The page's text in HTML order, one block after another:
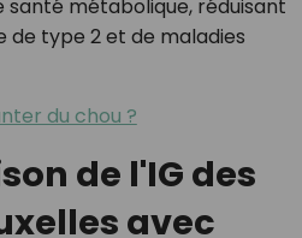
santé métabolique, réduisant
de type 2 et de maladies
du chou ?
de l'IG des
avec